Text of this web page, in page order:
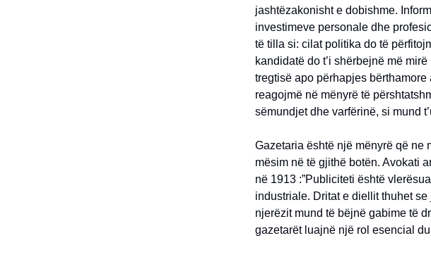
jashtëzakonisht e dobishme.
investimeve personale dhe
të tilla si: cilat politika do të
kandidatë do t’i shërbejnë më
tregtisë apo përhapjes
reagojmë në mënyrë të
sëmundjet dhe varfërinë, si mund
Gazetaria është një mënyrë që ne
mësim në të gjithë botën. Avokati
në 1913 :”Publiciteti është
industriale. Dritat e diellit thuhet
njerëzit mund të bëjnë gabime të
gazetarët luajnë një rol esencial